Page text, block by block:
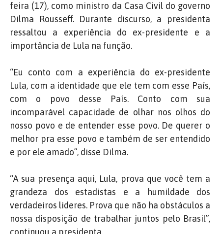
feira (17), como ministro da Casa Civil do governo
Dilma Rousseff. Durante discurso, a presidenta
ressaltou a experiência do ex-presidente e a
importância de Lula na função.
“Eu conto com a experiência do ex-presidente
Lula, com a identidade que ele tem com esse País,
com o povo desse País. Conto com sua
incomparável capacidade de olhar nos olhos do
nosso povo e de entender esse povo. De querer o
melhor pra esse povo e também de ser entendido
e por ele amado”, disse Dilma.
“A sua presença aqui, Lula, prova que você tem a
grandeza dos estadistas e a humildade dos
verdadeiros lideres. Prova que não ha obstáculos a
nossa disposição de trabalhar juntos pelo Brasil”,
continuou a presidenta.